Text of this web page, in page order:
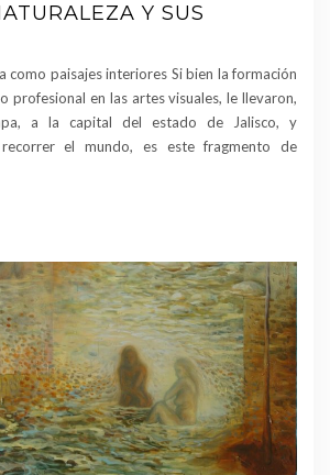
Y SUS
como paisajes interiores Si bien la formación
profesional en las artes visuales, le llevaron,
a la capital del estado de Jalisco, y
el mundo, es este fragmento de